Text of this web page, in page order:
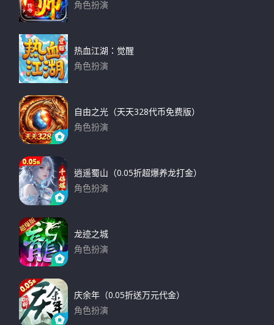
角色扮演
热血江湖：觉醒
角色扮演
自由之光（天天328代币免费版）
角色扮演
逍遥蜀山（0.05折超爆养龙打金）
角色扮演
龙迹之城
角色扮演
庆余年（0.05折送万元代金）
角色扮演